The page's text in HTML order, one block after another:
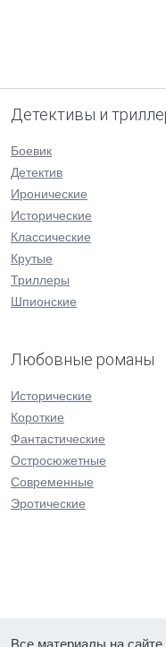
Детективы и
Боевик
Детектив
Иронические
Исторические
Классические
Крутые
Триллеры
Шпионские
Любовные романы
Исторические
Короткие
Фантастические
Остросюжетные
Современные
Эротические
Все материалы на